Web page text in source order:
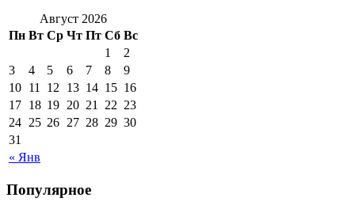
Август 2026
Пн Вт Ср Чт Пт Сб Вс
« Янв
1
2
3
4 5 6 7 8
9
10 11 12 13 14 15 16
17 18 19 20 21 22 23
24 25 26 27 28 29 30
31
Популярное